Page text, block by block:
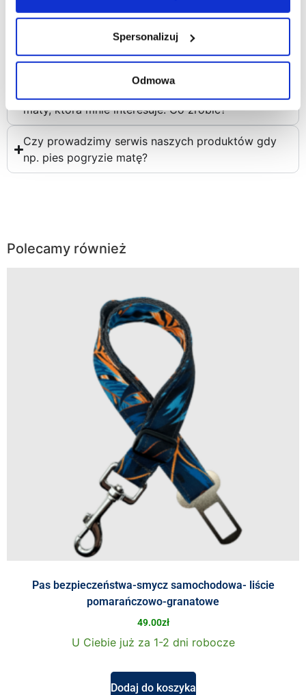
Spersonalizuj
Odmowa
Czy mata jest wodoodporna?
Czy matę można prać?
maty, która mnie interesuje. Co zrobić?
Czy prowadzimy serwis naszych produktów gdy
np. pies pogryzie matę?
Polecamy również
Pas bezpieczeństwa-smycz samochodowa- liście
pomarańczowo-granatowe
49.00zł
U Ciebie już za 1-2 dni robocze
Dodaj do koszyka